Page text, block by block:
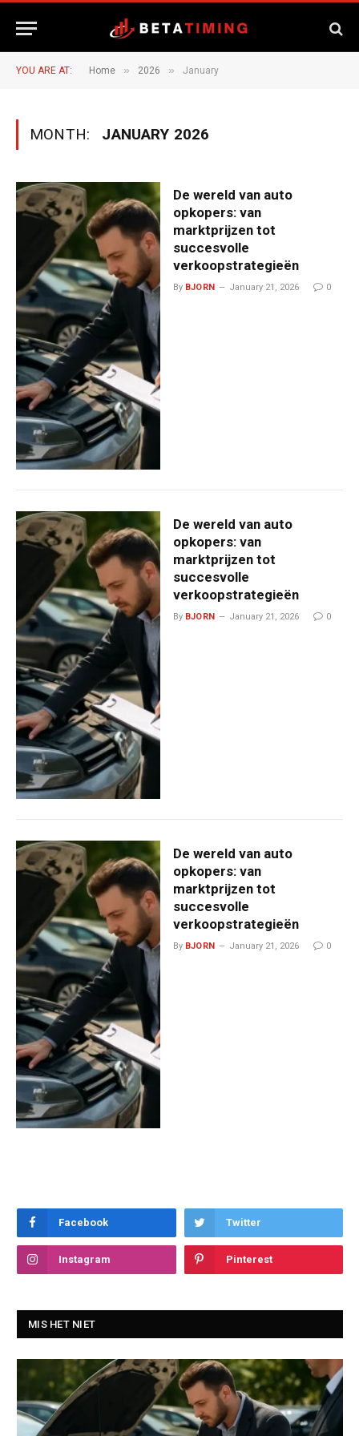
YOU ARE AT: Home » 2026 » January
MONTH: JANUARY 2026
De wereld van auto
opkopers: van
marktprijzen tot
succesvolle
verkoopstrategieën
By BJORN January 21, 2026 0
De wereld van auto
opkopers: van
marktprijzen tot
succesvolle
verkoopstrategieën
By BJORN January 21, 2026 0
De wereld van auto
opkopers: van
marktprijzen tot
succesvolle
verkoopstrategieën
By BJORN January 21, 2026 0
Facebook Twitter
Instagram Pinterest
MIS HET NIET